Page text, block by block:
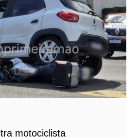
motociclista